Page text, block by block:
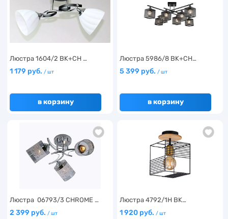
Люстра 1604/2 BK+CH …
1 179 руб. / шт
в корзину
Люстра 5986/8 BK+CH…
5 399 руб. / шт
в корзину
Люстра 06793/3 CHROME …
2 399 руб. / шт
Люстра 4792/1H BK…
1 920 руб. / шт